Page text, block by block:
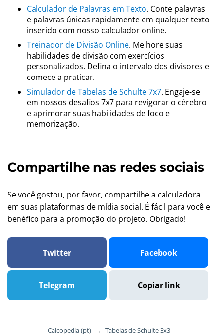
Calculador de Palavras em Texto. Conte palavras
e palavras únicas rapidamente em qualquer texto
inserido com nosso calculador online.
Treinador de Divisão Online. Melhore suas
habilidades de divisão com exercícios
personalizados. Defina o intervalo dos divisores e
comece a praticar.
Simulador de Tabelas de Schulte 7x7. Engaje-se
em nossos desafios 7x7 para revigorar o cérebro
e aprimorar suas habilidades de foco e
memorização.
Compartilhe nas redes sociais
Se você gostou, por favor, compartilhe a calculadora
em suas plataformas de mídia social. É fácil para você e
benéfico para a promoção do projeto. Obrigado!
Twitter Facebook
Telegram Copiar link
Calcopedia (pt) → Tabelas de Schulte 3x3